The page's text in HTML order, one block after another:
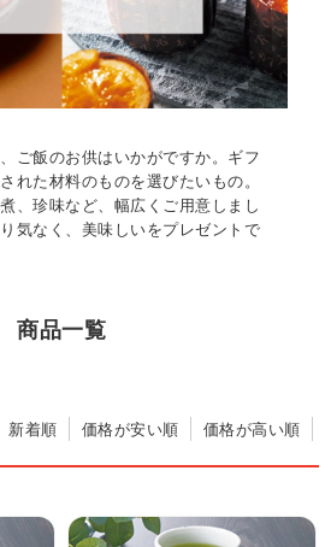
ご飯のお供はいかがですか。ギフ
れた材料のものを選びたいもの。
、珍味など、幅広くご用意しまし
気なく、美味しいをプレゼントで
商品一覧
新着順 価格が安い順 価格が高い順